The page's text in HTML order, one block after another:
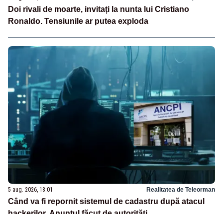
Doi rivali de moarte, invitați la nunta lui Cristiano
Ronaldo. Tensiunile ar putea exploda
5 aug. 2026, 18:01 Realitatea de Teleorman
Când va fi repornit sistemul de cadastru după atacul